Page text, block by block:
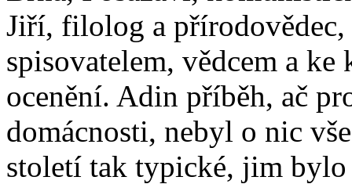
Jiří, filolog a
spisovatelem, vědcem a
ocenění. Adin příběh, ač
domácnosti, nebyl o nic
století tak typické, jim bylo